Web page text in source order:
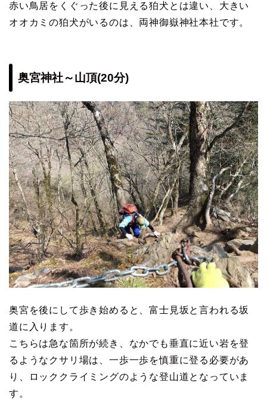
赤い鳥居をくぐった後に見える狛犬とは違い、大きい
オオカミの狛犬がいるのは、両神御嶽神社本社です。
奥宮神社～山頂(20分)
奥宮を後にして歩き始めると、富士見坂と言われる坂
道に入ります。
こちらは急な箇所が続き、なかでも垂直に近い岩を登
るようなクサリ場は、一歩一歩を慎重に登る必要があ
り、ロッククライミングのような登山道となっていま
す。